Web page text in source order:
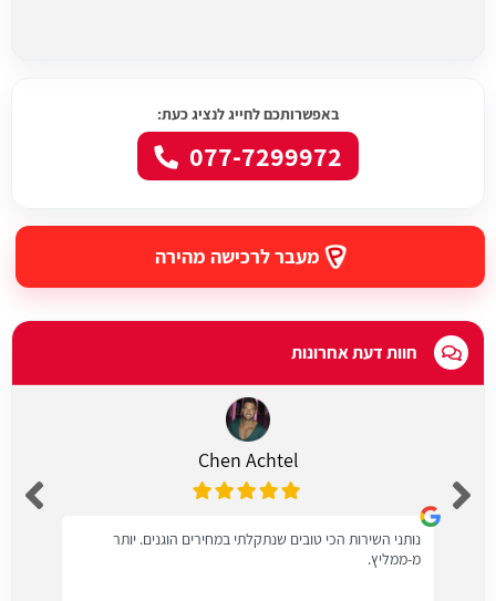
באפשרותכם לחייג לנציג כעת:
077-7299972
מעבר לרכישה מהירה
חוות דעת אחרונות
Chen Achtel
נותני השירות הכי טובים שנתקלתי במחירים הוגנים. יותר
מ-ממליץ.